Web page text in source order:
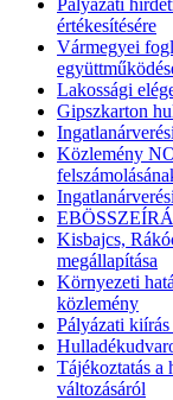
értékesítésére
Vármegyei
Lakossági
Gipszkarton
Közlemény
Kisbajcs,
megállapítása
Környezeti
közlemény
Pályázati kiírás
Tájékoztatás a
változásáról